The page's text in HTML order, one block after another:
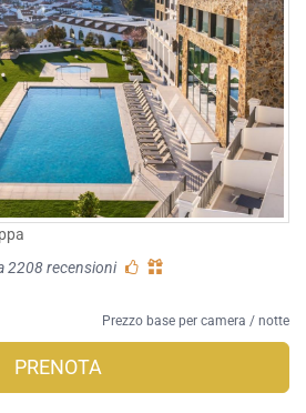
2208 recensioni
Prezzo base per camera / notte
PRENOTA